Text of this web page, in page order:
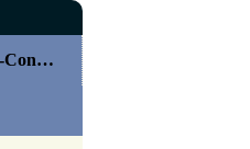
On joue (jeu de société-Concours)